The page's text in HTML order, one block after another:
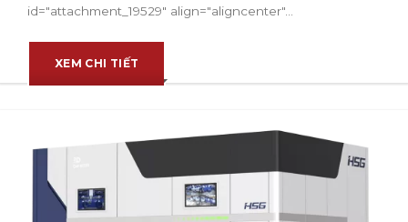
id="attachment_19529" align="aligncenter"...
XEM CHI TIẾT